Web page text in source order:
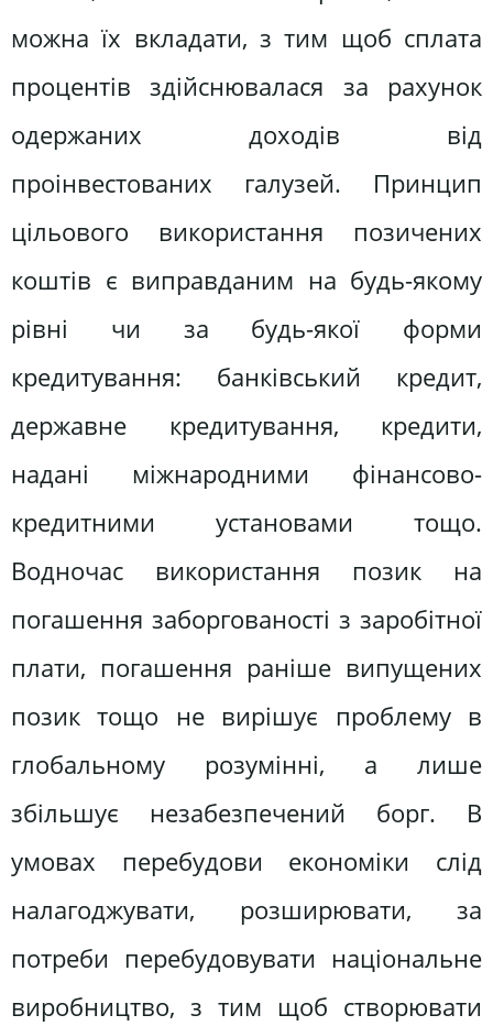
можна їх вкладати, з тим щоб сплата
процентів здійснювалася за рахунок
одержаних доходів від
проінвестованих галузей. Принцип
цільового використання позичених
коштів є виправданим на будь-якому
рівні чи за будь-якої форми
кредитування: банківський кредит,
державне кредитування, кредити,
надані міжнародними фінансово-
кредитними установами тощо.
Водночас використання позик на
погашення заборгованості з заробітної
плати, погашення раніше випущених
позик тощо не вирішує проблему в
глобальному розумінні, а лише
збільшує незабезпечений борг. В
умовах перебудови економіки слід
налагоджувати, розширювати, за
потреби перебудовувати національне
виробництво, з тим щоб створювати